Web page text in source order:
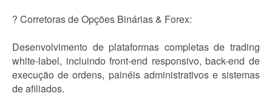
? Corretoras de Opções Binárias & Forex:
Desenvolvimento de plataformas completas de trading
white-label, incluindo front-end responsivo, back-end de
execução de ordens, painéis administrativos e sistemas
de afiliados.